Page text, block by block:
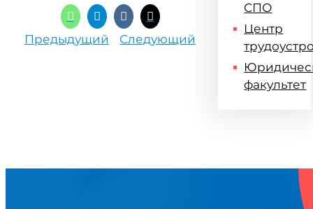
Предыдущий Следующий
СПО
Центр
факультет